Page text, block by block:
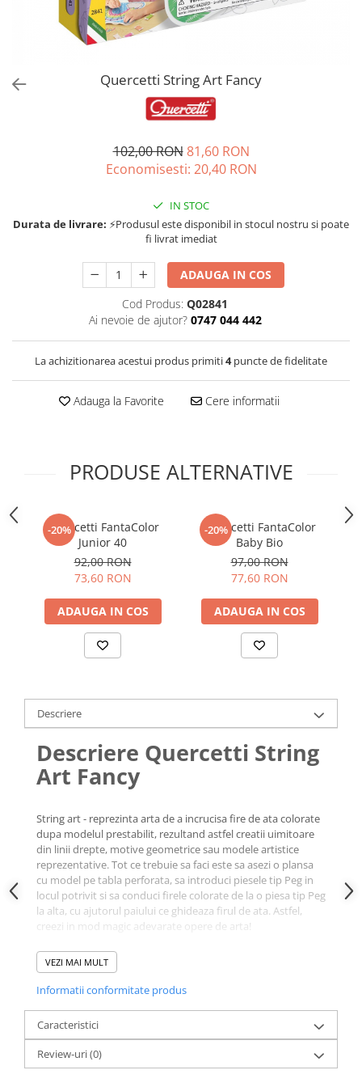
Decoratiuni
Jucarii educative
Figurine jucarii mici
Jucarii electronice
Jocuri de societate
Quercetti String Art Fancy
102,00 RON 81,60 RON
Economisesti: 20,40 RON
IN STOC
Durata de livrare: ⚡Produsul este disponibil in stocul nostru si poate
fi livrat imediat
ADAUGA IN COS
Cod Produs: Q02841
Ai nevoie de ajutor? 0747 044 442
La achizitionarea acestui produs primiti4puncte de fidelitate
Adauga la Favorite Cere informatii
PRODUSE ALTERNATIVE
-20%
Quercetti FantaColor
Junior 40
92,00 RON
73,60 RON
ADAUGA IN COS
-20%
Quercetti FantaColor
Baby Bio
97,00 RON
77,60 RON
ADAUGA IN COS
Descriere
Descriere Quercetti String
Art Fancy
String art - reprezinta arta de a incrucisa fire de ata colorate
dupa modelul prestabilit, rezultand astfel creatii uimitoare
din linii drepte, motive geometrice sau modele artistice
reprezentative. Tot ce trebuie sa faci este sa asezi o plansa
cu model pe tabla perforata, sa introduci piesele tip Peg in
locul potrivit si sa conduci firele colorate de la o piesa tip Peg
la alta, cu ajutorul paiului ce ghideaza firul de ata. Astfel,
creezi in mod magic adevarate opere de arta!
Beneficii educationale
manuala, gandire creativa, coordonare mana-ochi.
Setul Quercetti String Art
Fancy contine:
1 tabla perforata,
VEZI MAI MULT
Informatii conformitate produs
Caracteristici
Review-uri(0)